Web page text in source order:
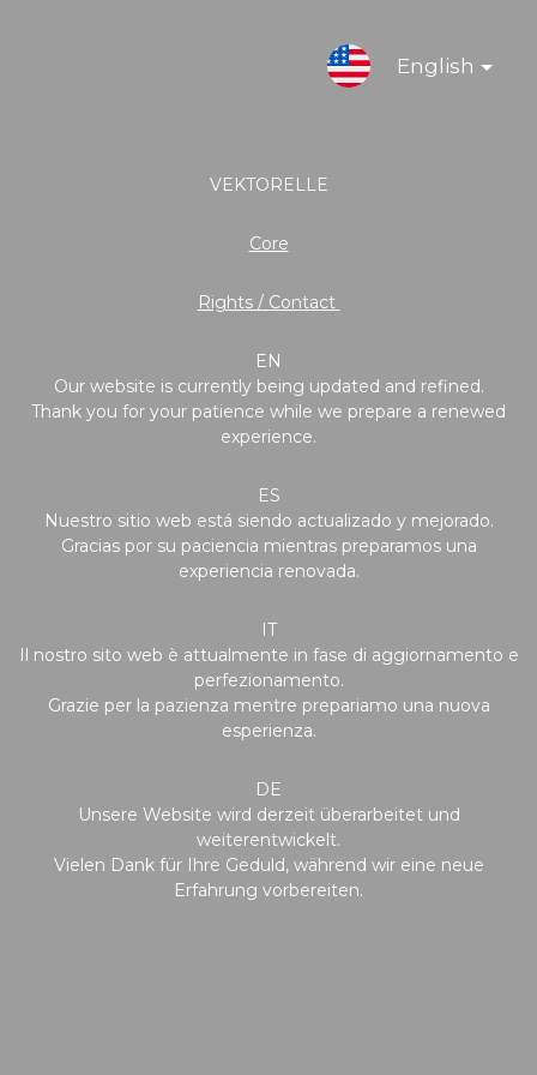
English
VEKTORELLE
Core
Rights / Contact
EN
Our website is currently being updated and refined.
Thank you for your patience while we prepare a renewed
experience.
ES
Nuestro sitio web está siendo actualizado y mejorado.
Gracias por su paciencia mientras preparamos una
experiencia renovada.
IT
Il nostro sito web è attualmente in fase di aggiornamento e
perfezionamento.
Grazie per la pazienza mentre prepariamo una nuova
esperienza.
DE
Unsere Website wird derzeit überarbeitet und
weiterentwickelt.
Vielen Dank für Ihre Geduld, während wir eine neue
Erfahrung vorbereiten.